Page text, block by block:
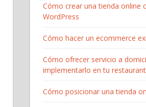
Cómo crear una tienda online
WordPress
Cómo hacer un ecommerce
Cómo ofrecer servicio a
implementarlo en tu
Cómo posicionar una tienda